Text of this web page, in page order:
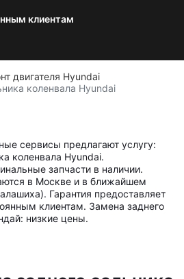
клиентам
двигателя Hyundai
коленвала Hyundai
сервисы предлагают услугу:
коленвала Hyundai.
запчасти в наличии.
в Москве и в ближайшем
Гарантия предоставляет
клиентам. Замена заднего
низкие цены.